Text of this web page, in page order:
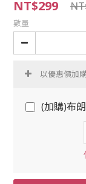
NT$299
數量
以優惠價加
(加購)布